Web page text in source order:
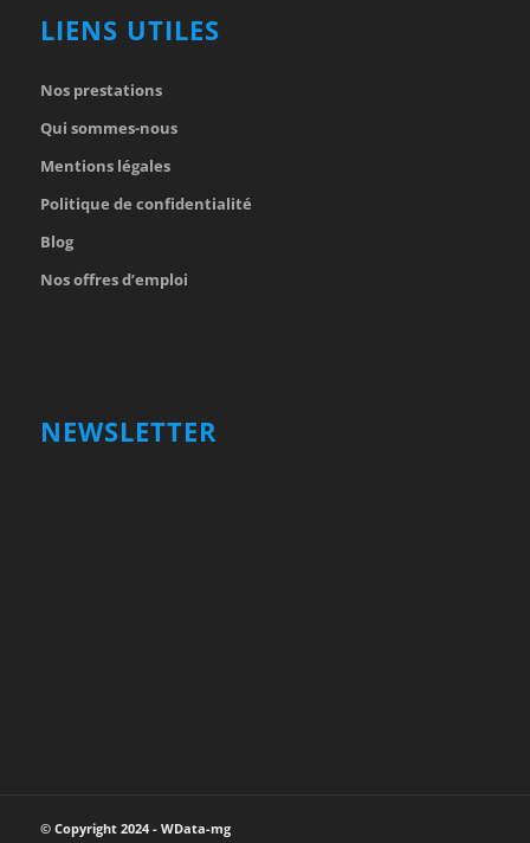
LIENS UTILES
Nos prestations
Qui sommes-nous
Mentions légales
Politique de confidentialité
Blog
Nos offres d’emploi
NEWSLETTER
© Copyright 2024 - WData-mg